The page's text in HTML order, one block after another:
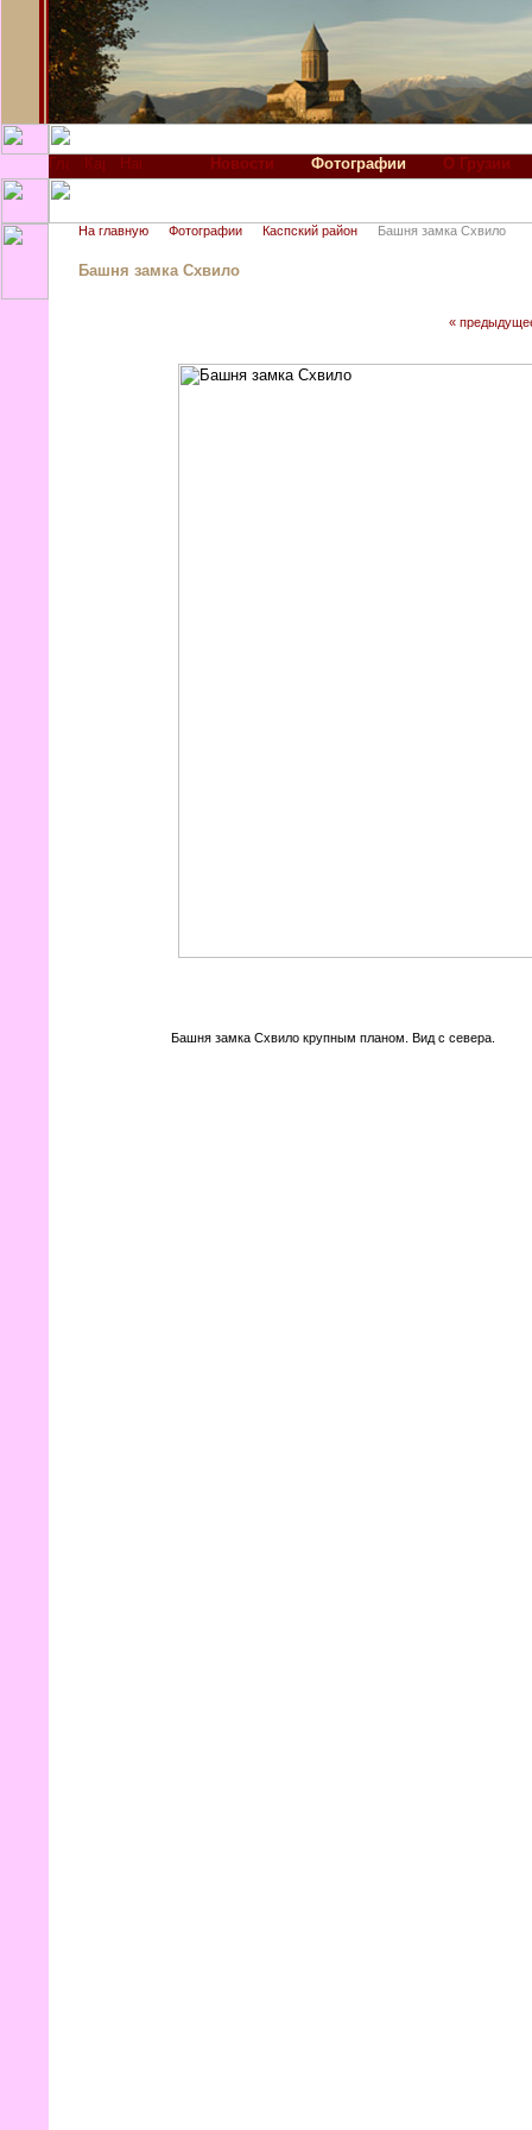
Новости Фотографии О Грузии
На главную Фотографии Каспский район Башня замка Схвило
Башня замка Схвило
«
Башня замка Схвило крупным планом. Вид с севера.